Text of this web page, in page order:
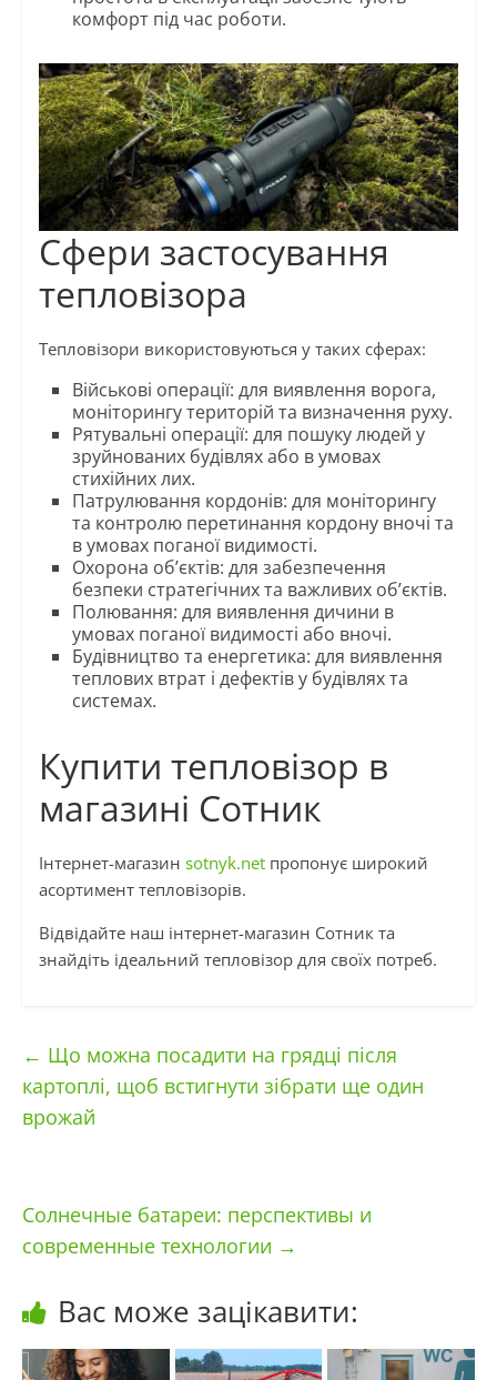
комфорт під час роботи.
Сфери застосування
тепловізора
Тепловізори використовуються у таких сферах:
Військові операції: для виявлення ворога,
моніторингу територій та визначення руху.
Рятувальні операції: для пошуку людей у
зруйнованих будівлях або в умовах
стихійних лих.
Патрулювання кордонів: для моніторингу
та контролю перетинання кордону вночі та
в умовах поганої видимості.
Охорона об’єктів: для забезпечення
безпеки стратегічних та важливих об’єктів.
Полювання: для виявлення дичини в
умовах поганої видимості або вночі.
Будівництво та енергетика: для виявлення
теплових втрат і дефектів у будівлях та
системах.
Купити тепловізор в
магазині Сотник
Інтернет-магазин sotnyk.netпропонує широкий
асортимент тепловізорів.
Відвідайте наш інтернет-магазин Сотник та
знайдіть ідеальний тепловізор для своїх потреб.
← Що можна посадити на грядці після
картоплі, щоб встигнути зібрати ще один
врожай
Солнечные батареи: перспективы и
современные технологии →
Вас може зацікавити: